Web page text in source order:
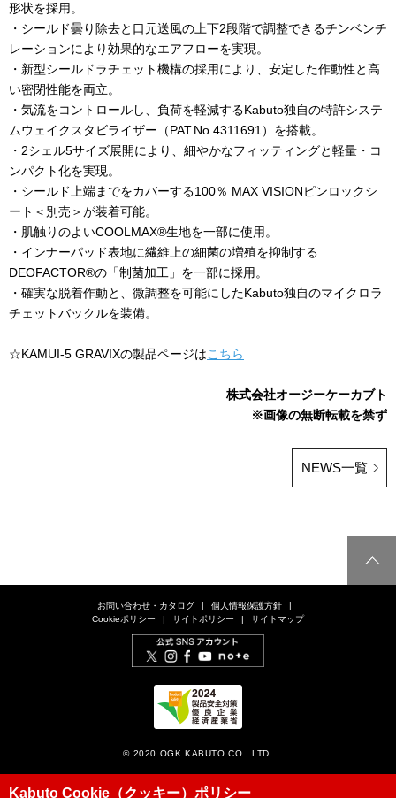
形状を採用。
・シールド曇り除去と口元送風の上下2段階で調整できるチンベンチ
レーションにより効果的なエアフローを実現。
・新型シールドラチェット機構の採用により、安定した作動性と高
い密閉性能を両立。
・気流をコントロールし、負荷を軽減するKabuto独自の特許システ
ムウェイクスタビライザー（PAT.No.4311691 ）を搭載。
・ 2シェル5サイズ展開により、細やかなフィッティングと軽量・コ
ンパクト化を実現。
・シールド上端までをカバーする100％ MAX VISIONピンロックシ
ート＜別売＞が装着可能。
・肌触りのよいCOOLMAX®生地を一部に使用。
・インナーパッド表地に繊維上の細菌の増殖を抑制する
DEOFACTOR®の「制菌加工」を一部に採用。
・確実な脱着作動と、微調整を可能にしたKabuto独自のマイクロラ
チェットバックルを装備。
☆KAMUI-5 GRAVIXの製品ページはこちら
株式会社オージーケーカブト
※画像の無断転載を禁ず
NEWS一覧
お問い合わせ・カタログ
個人情報保護方針
Cookieポリシー
サイトポリシー サイトマップ
© 2020 OGK KABUTO CO., LTD.
Kabuto Cookie（クッキー）ポリシー